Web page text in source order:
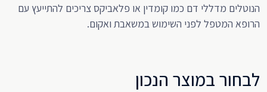
הנוטלים מדללי דם כמו קומדין או פלאביקס צריכים להתייעץ עם
הרופא המטפל לפני השימוש במשאבת ואקום.
לבחור במוצר הנכון